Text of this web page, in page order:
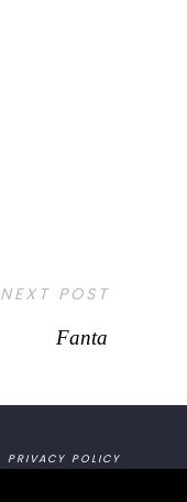
NEXT POST
Fanta
PRIVACY POLICY